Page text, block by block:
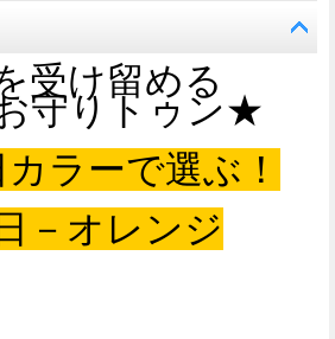
受け留める
守りトゥン★
ラーで選ぶ！
－オレンジ